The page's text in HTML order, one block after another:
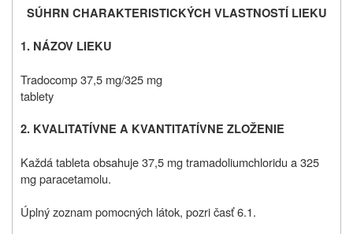
SÚHRN CHARAKTERISTICKÝCH VLASTNOSTÍ LIEKU
1. NÁZOV LIEKU
Tradocomp 37,5 mg/325 mg
tablety
2. KVALITATÍVNE A KVANTITATÍVNE ZLOŽENIE
Každá tableta obsahuje 37,5 mg tramadoliumchloridu a 325
mg paracetamolu.
Úplný zoznam pomocných látok, pozri časť 6.1.